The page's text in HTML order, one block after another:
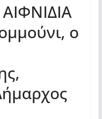
ο